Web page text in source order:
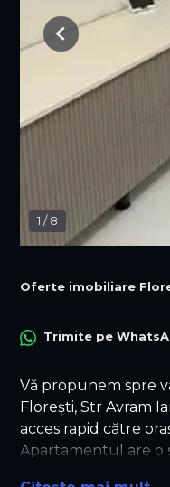
1 /8
Previous
Oferte imobiliare
Trimite pe
Vă propunem spre
Florești, Str Avram
acces rapid către
Apartamentul are o